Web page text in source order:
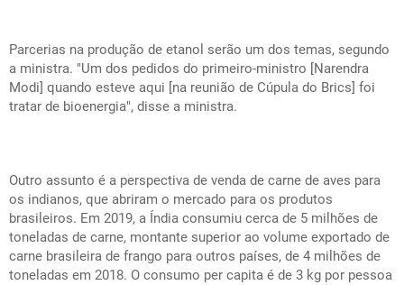
Parcerias na produção de etanol serão um dos temas, segundo
a ministra. "Um dos pedidos do primeiro-ministro [Narendra
Modi] quando esteve aqui [na reunião de Cúpula do Brics] foi
tratar de bioenergia", disse a ministra.
Outro assunto é a perspectiva de venda de carne de aves para
os indianos, que abriram o mercado para os produtos
brasileiros. Em 2019, a Índia consumiu cerca de 5 milhões de
toneladas de carne, montante superior ao volume exportado de
carne brasileira de frango para outros países, de 4 milhões de
toneladas em 2018. O consumo per capita é de 3 kg por pessoa